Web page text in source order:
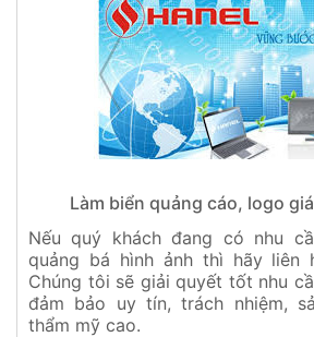
Làm biển quảng cáo, logo
Nếu quý khách đang có nhu
quảng bá hình ảnh thì hãy liên
Chúng tôi sẽ giải quyết tốt nhu
đảm bảo uy tín, trách nhiệm,
thẩm mỹ cao.